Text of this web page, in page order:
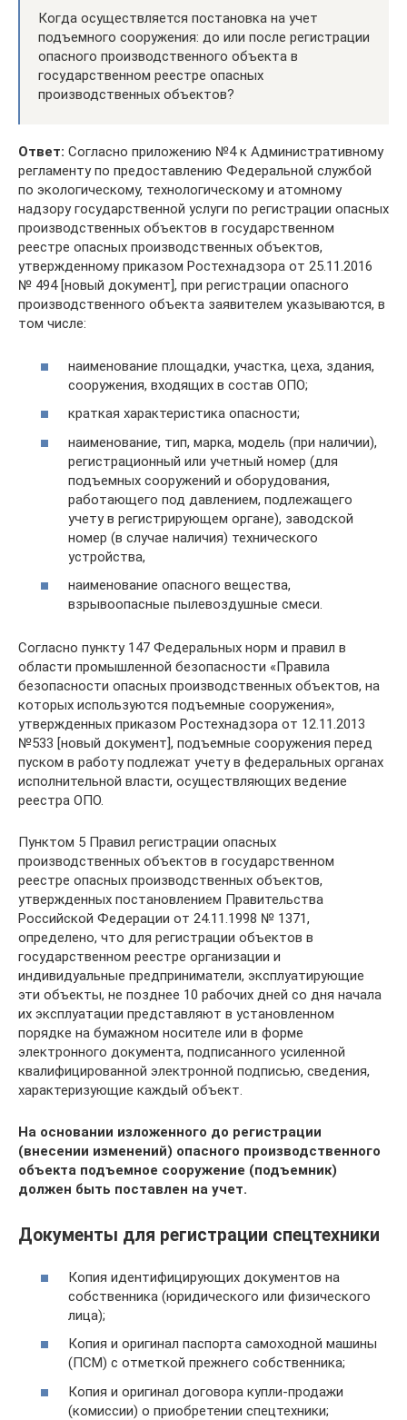
Когда осуществляется постановка на учет
подъемного сооружения: до или после регистрации
опасного производственного объекта в
государственном реестре опасных
производственных объектов?
Ответ: Согласно приложению №4 к Административному
регламенту по предоставлению Федеральной службой
по экологическому, технологическому и атомному
надзору государственной услуги по регистрации опасных
производственных объектов в государственном
реестре опасных производственных объектов,
утвержденному приказом Ростехнадзора от 25.11.2016
№ 494 [новый документ], при регистрации опасного
производственного объекта заявителем указываются, в
том числе:
наименование площадки, участка, цеха, здания,
сооружения, входящих в состав ОПО;
краткая характеристика опасности;
наименование, тип, марка, модель (при наличии),
регистрационный или учетный номер (для
подъемных сооружений и оборудования,
работающего под давлением, подлежащего
учету в регистрирующем органе), заводской
номер (в случае наличия) технического
устройства,
наименование опасного вещества,
взрывоопасные пылевоздушные смеси.
Согласно пункту 147 Федеральных норм и правил в
области промышленной безопасности «Правила
безопасности опасных производственных объектов, на
которых используются подъемные сооружения»,
утвержденных приказом Ростехнадзора от 12.11.2013
№533 [новый документ], подъемные сооружения перед
пуском в работу подлежат учету в федеральных органах
исполнительной власти, осуществляющих ведение
реестра ОПО.
Пунктом 5 Правил регистрации опасных
производственных объектов в государственном
реестре опасных производственных объектов,
утвержденных постановлением Правительства
Российской Федерации от 24.11.1998 № 1371,
определено, что для регистрации объектов в
государственном реестре организации и
индивидуальные предприниматели, эксплуатирующие
эти объекты, не позднее 10 рабочих дней со дня начала
их эксплуатации представляют в установленном
порядке на бумажном носителе или в форме
электронного документа, подписанного усиленной
квалифицированной электронной подписью, сведения,
характеризующие каждый объект.
На основании изложенного до регистрации
(внесении изменений) опасного производственного
объекта подъемное сооружение (подъемник)
должен быть поставлен на учет.
Документы для регистрации спецтехники
Копия идентифицирующих документов на
собственника (юридического или физического
лица);
Копия и оригинал паспорта самоходной машины
(ПСМ) с отметкой прежнего собственника;
Копия и оригинал договора купли-продажи
(комиссии) о приобретении спецтехники;